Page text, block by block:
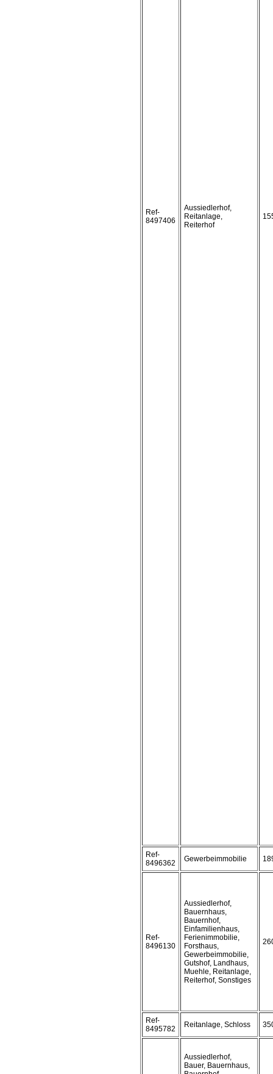
Ref-
8497406
Aussiedlerhof,
Reitanlage,
Reiterhof
Ref-
8496362
Gewerbeimmobilie
Ref-
8496130
Aussiedlerhof,
Bauernhaus,
Bauernhof,
Einfamilienhaus,
Ferienimmobilie,
Forsthaus,
Gewerbeimmobilie,
Gutshof, Landhaus,
Muehle, Reitanlage,
Reiterhof, Sonstiges
Ref-
8495782
Reitanlage, Schloss
Aussiedlerhof,
Bauer, Bauernhaus,